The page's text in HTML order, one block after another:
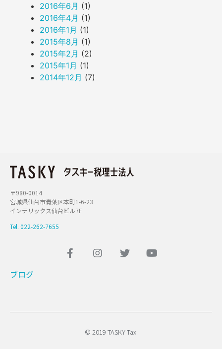
2016年6月 (1)
2016年4月 (1)
2016年1月 (1)
2015年8月 (1)
2015年2月 (2)
2015年1月 (1)
2014年12月 (7)
〒980-0014
宮城県仙台市青葉区本町1-6-23
インテリックス仙台ビル7F
Tel. 022-262-7655
ブログ
© 2019 TASKY Tax.